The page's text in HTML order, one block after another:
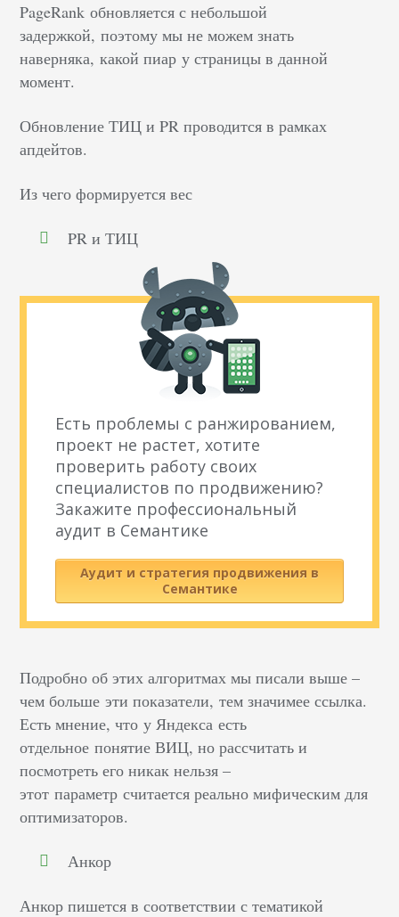
PageRank обновляется с небольшой
задержкой, поэтому мы не можем знать
наверняка, какойпиар у страницы в данной
момент.
ОбновлениеТИЦ и PR проводится в рамках
апдейтов.
Из чего формируется вес
PR иТИЦ
Есть проблемы с ранжированием,
проект не растет, хотите
проверить работу своих
специалистов по продвижению?
Закажите профессиональный
аудит в Семантике
Аудит и стратегия продвижения в
Семантике
Подробно об этих алгоритмах мы писали выше –
чем больше эти показатели, тем значимее ссылка.
Есть мнение, что уЯндекса есть
отдельное понятие ВИЦ, но рассчитать и
посмотреть его никак нельзя –
этот параметр считается реально мифическим для
оптимизаторов.
Анкор
Анкор пишется в соответствии с тематикой